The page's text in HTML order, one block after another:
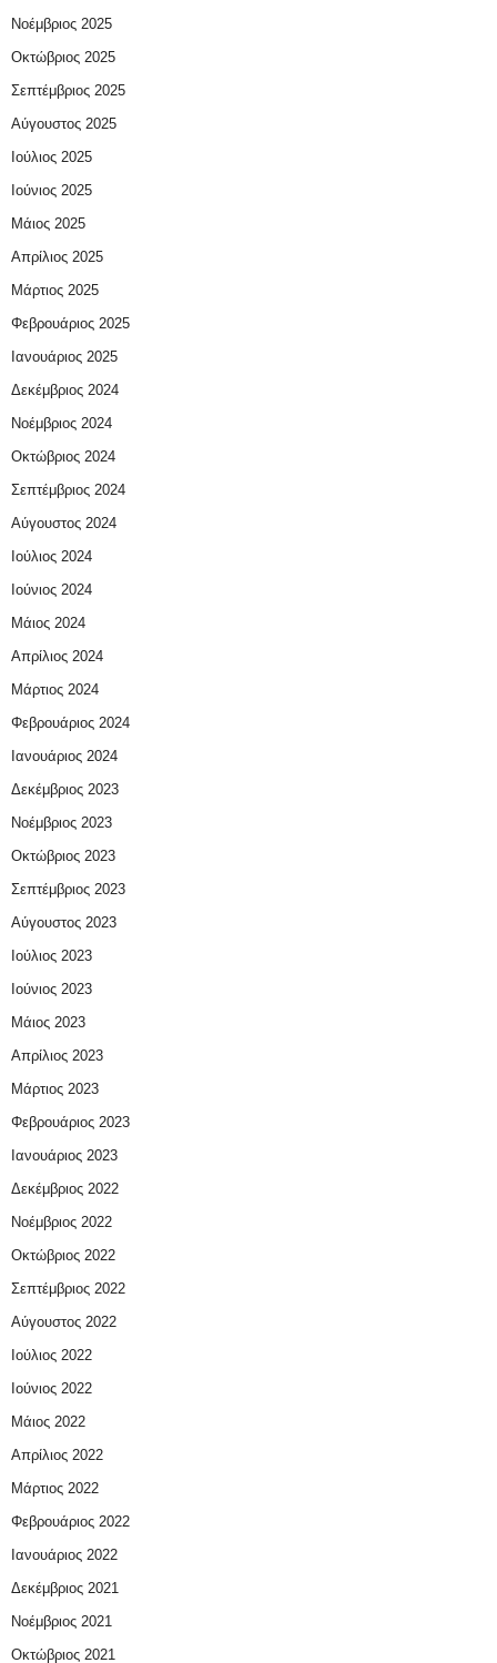
Νοέμβριος 2025
Οκτώβριος 2025
Σεπτέμβριος 2025
Αύγουστος 2025
Ιούλιος 2025
Ιούνιος 2025
Μάιος 2025
Απρίλιος 2025
Μάρτιος 2025
Φεβρουάριος 2025
Ιανουάριος 2025
Δεκέμβριος 2024
Νοέμβριος 2024
Οκτώβριος 2024
Σεπτέμβριος 2024
Αύγουστος 2024
Ιούλιος 2024
Ιούνιος 2024
Μάιος 2024
Απρίλιος 2024
Μάρτιος 2024
Φεβρουάριος 2024
Ιανουάριος 2024
Δεκέμβριος 2023
Νοέμβριος 2023
Οκτώβριος 2023
Σεπτέμβριος 2023
Αύγουστος 2023
Ιούλιος 2023
Ιούνιος 2023
Μάιος 2023
Απρίλιος 2023
Μάρτιος 2023
Φεβρουάριος 2023
Ιανουάριος 2023
Δεκέμβριος 2022
Νοέμβριος 2022
Οκτώβριος 2022
Σεπτέμβριος 2022
Αύγουστος 2022
Ιούλιος 2022
Ιούνιος 2022
Μάιος 2022
Απρίλιος 2022
Μάρτιος 2022
Φεβρουάριος 2022
Ιανουάριος 2022
Δεκέμβριος 2021
Νοέμβριος 2021
Οκτώβριος 2021